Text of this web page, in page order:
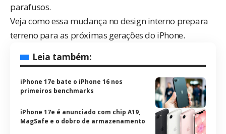
parafusos.
Veja como essa mudança no design interno prepara
terreno para as próximas gerações do iPhone.
Leia também:
iPhone 17e bate o iPhone 16 nos
primeiros benchmarks
iPhone 17e é anunciado com chip A19,
MagSafe e o dobro de armazenamento